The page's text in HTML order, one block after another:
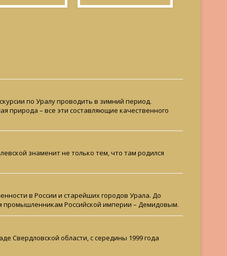
по Уралу проводить в зимний период.
природа – все эти составляющие качественного
знаменит не только тем, что там родился
в России и старейших городов Урала. До
Российской империи – Демидовым.
Свердловской области, с середины 1999 года